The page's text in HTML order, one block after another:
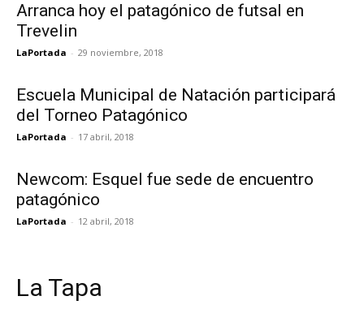
Arranca hoy el patagónico de futsal en
Trevelin
LaPortada - 29 noviembre, 2018
Escuela Municipal de Natación participará
del Torneo Patagónico
LaPortada - 17 abril, 2018
Newcom: Esquel fue sede de encuentro
patagónico
LaPortada - 12 abril, 2018
La Tapa